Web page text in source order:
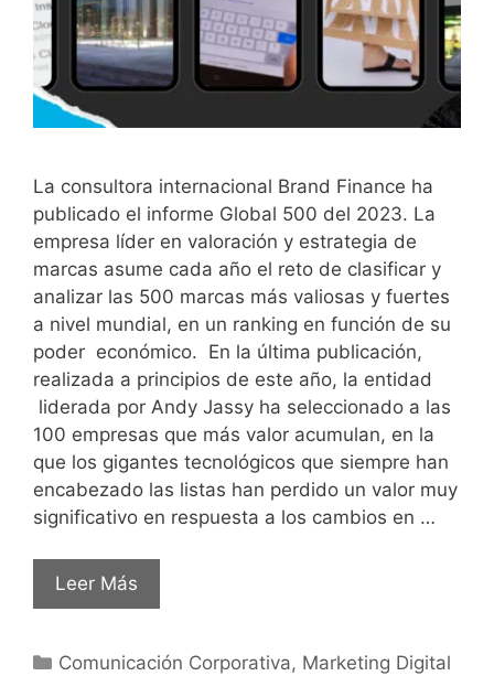
La consultora internacional Brand Finance ha
publicado el informe Global 500 del 2023. La
empresa líder en valoración y estrategia de
marcas asume cada año el reto de clasificar y
analizar las 500 marcas más valiosas y fuertes
a nivel mundial, en un ranking en función de su
poder económico. En la última publicación,
realizada a principios de este año, la entidad
liderada por Andy Jassy ha seleccionado a las
100 empresas que más valor acumulan, en la
que los gigantes tecnológicos que siempre han
encabezado las listas han perdido un valor muy
significativo en respuesta a los cambios en …
Leer Más
Comunicación Corporativa, Marketing Digital